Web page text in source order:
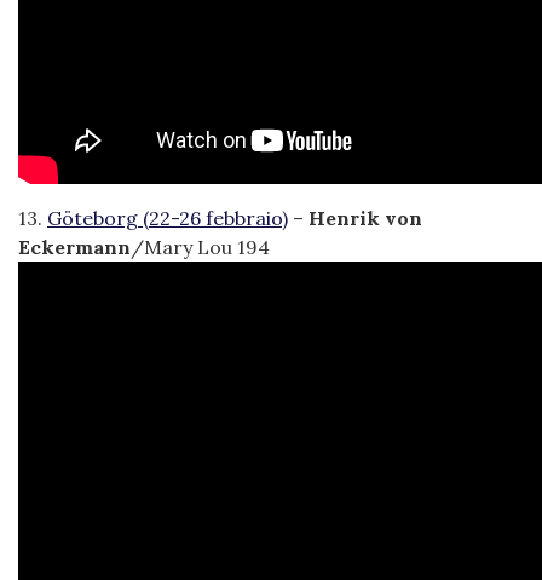
13. Göteborg (22-26 febbraio) – Henrik von
Eckermann/Mary Lou 194